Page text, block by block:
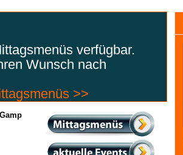
verfügbar.
Wunsch nach
>>